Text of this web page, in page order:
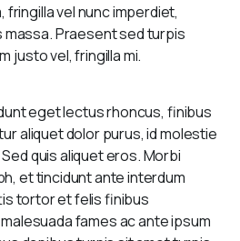
fringilla vel nunc imperdiet,
Praesent sed turpis
justo vel, fringilla mi.
eget lectus rhoncus, finibus
aliquet dolor purus, id molestie
quis aliquet eros. Morbi
et tincidunt ante interdum
tortor et felis finibus
fames ac ante ipsum